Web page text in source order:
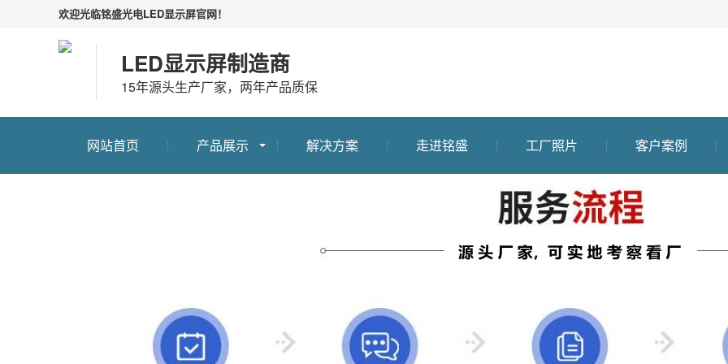
欢迎光临铭盛光电LED显示屏官网！
LED显示屏制造商
15年源头生产厂家，两年产品质保
网站首页 产品展示 解决方案 走进铭盛 工厂照片 客户案例